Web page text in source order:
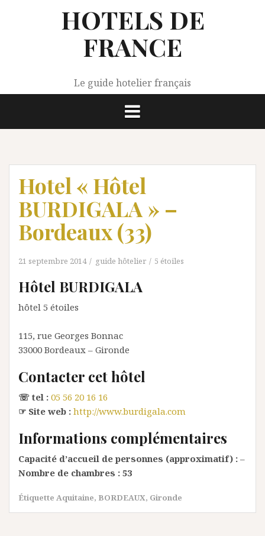
HOTELS DE
FRANCE
Le guide hotelier français
Hotel « Hôtel
BURDIGALA » –
Bordeaux (33)
21 septembre 2014 guide hôtelier 5 étoiles
Hôtel BURDIGALA
hôtel 5 étoiles
115, rue Georges Bonnac
33000 Bordeaux – Gironde
Contacter cet hôtel
☏ tel : 05 56 20 16 16
☞ Site web : http://www.burdigala.com
Informations complémentaires
Capacité d’accueil de personnes (approximatif) : –
Nombre de chambres : 53
Étiquette Aquitaine, BORDEAUX, Gironde